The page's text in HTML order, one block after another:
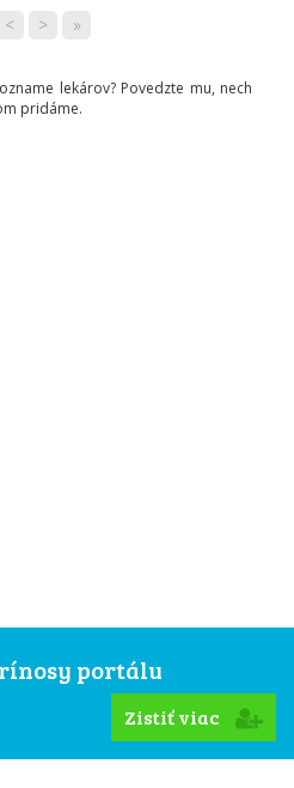
< > »
lekárov? Povedzte mu, nech
pridáme.
portálu
Zistiť viac